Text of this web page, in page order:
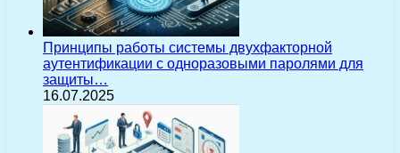
Принципы работы системы двухфакторной
аутентификации с одноразовыми паролями для
защиты…
16.07.2025